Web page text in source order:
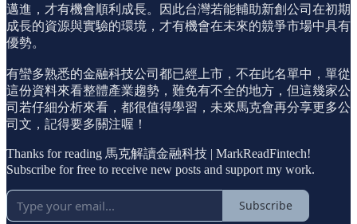
邁進，才有機會順利成長。因此台灣若能輔助新創公司在初期
成長的資源與實驗的環境，才有機會在未來的競爭市場中具有
優勢。
有蠻多熟悉的金融科技公司都已經上市，不在此名單中，單從
這份資料來看整體產業趨勢，難免有不全的地方，但這幾家公
司若仔細分析來看，都很值得學習，未來馬克會再分享更多公
司文，記得要多關注喔！
Thanks for reading 馬克解讀金融科技 | MarkReadFintech!
Subscribe for free to receive new posts and support my work.
Subscribe